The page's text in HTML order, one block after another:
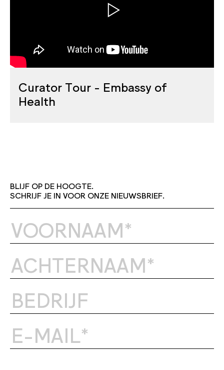
Curator Tour - Embassy of
Health
BLIJF OP DE HOOGTE.
SCHRIJF JE IN VOOR ONZE NIEUWSBRIEF.